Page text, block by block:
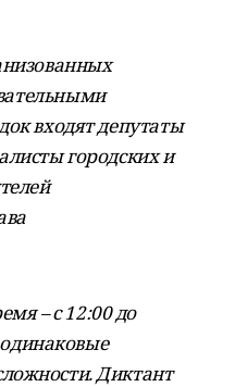
входят депутаты
городских и
– с 12:00 до
Диктант